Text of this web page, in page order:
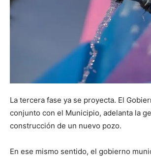
La tercera fase ya se proyecta. El
conjunto con el Municipio, adelanta la
construcción de un nuevo pozo.
En ese mismo sentido, el gobierno